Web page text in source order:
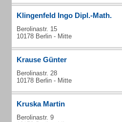
Klingenfeld Ingo Dipl.-Math.
Berolinastr. 15
10178 Berlin - Mitte
Krause Günter
Berolinastr. 28
10178 Berlin - Mitte
Kruska Martin
Berolinastr. 9